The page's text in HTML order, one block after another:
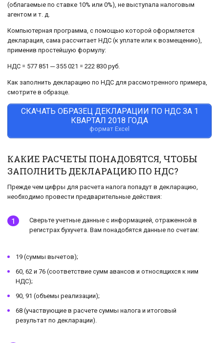
(облагаемые по ставке 10% или 0%), не выступала налоговым
агентом и т. д.
Компьютерная программа, с помощью которой оформляется
декларация, сама рассчитает НДС (к уплате или к возмещению),
применив простейшую формулу:
НДС = 577 851 ─ 355 021 = 222 830 руб.
Как заполнить декларацию по НДС для рассмотренного примера,
смотрите в образце.
СКАЧАТЬ ОБРАЗЕЦ ДЕКЛАРАЦИИ ПО НДС ЗА 1
КВАРТАЛ 2018 ГОДА
формат Excel
КАКИЕ РАСЧЕТЫ ПОНАДОБЯТСЯ, ЧТОБЫ
ЗАПОЛНИТЬ ДЕКЛАРАЦИЮ ПО НДС?
Прежде чем цифры для расчета налога попадут в декларацию,
необходимо провести предварительные действия:
Сверьте учетные данные с информацией, отраженной в
регистрах бухучета. Вам понадобятся данные по счетам:
19 (суммы вычетов);
60, 62 и 76 (соответствие сумм авансов и относящихся к ним
НДС);
90, 91 (объемы реализации);
68 (участвующие в расчете суммы налога и итоговый
результат по декларации).